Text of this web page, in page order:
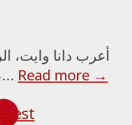
أعرب دانا وايت،
UFC، عن ثقته المطلقة... Read more →